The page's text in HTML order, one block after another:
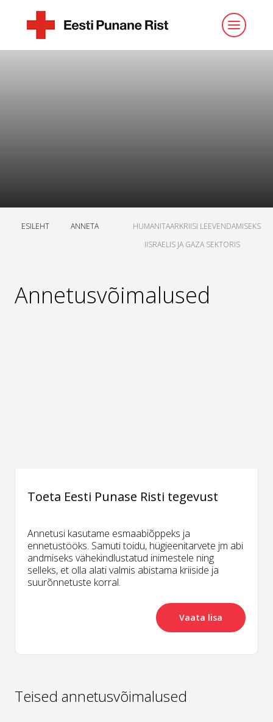
ESILEHT ANNETA
HUMANITAARKRIISI LEEVENDAMISEKS
IISRAELIS JA GAZA SEKTORIS
Annetusvõimalused
Toeta Eesti Punase Risti tegevust
Annetusi kasutame esmaabiõppeks ja
ennetustööks. Samuti toidu, hügieenitarvete jm abi
andmiseks vähekindlustatud inimestele ning
selleks, et olla alati valmis abistama kriiside ja
suurõnnetuste korral.
Vaata lisa
Teised annetusvõimalused